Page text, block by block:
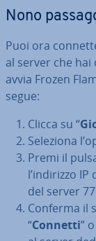
Nono
Puoi ora
al server che
avvia Frozen
segue:
Clicca su “
Seleziona
Premi il
l’indirizzo
del server
Conferma il
“Connetti”